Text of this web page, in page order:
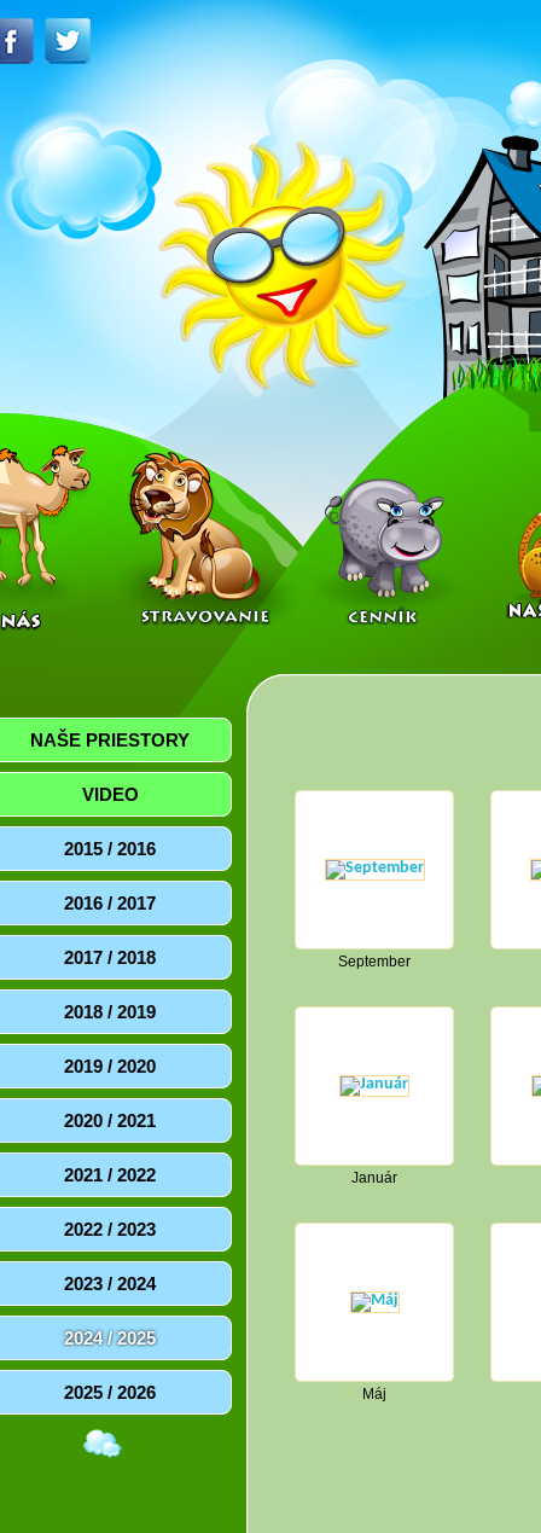
NAŠE PRIESTORY
VIDEO
2015 / 2016
2016 / 2017
2017 / 2018
2018 / 2019
2019 / 2020
2020 / 2021
2021 / 2022
2022 / 2023
2023 / 2024
2024 / 2025
2025 / 2026
September
Január
Máj